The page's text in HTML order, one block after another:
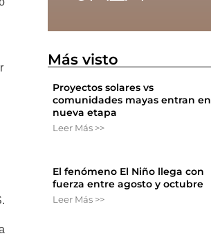
Más visto
Proyectos solares vs
comunidades mayas entran en
nueva etapa
Leer Más >>
El fenómeno El Niño llega con
fuerza entre agosto y octubre
Leer Más >>